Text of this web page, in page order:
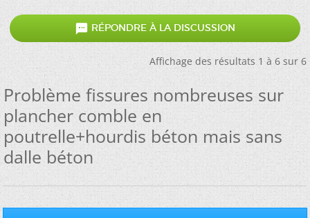
 RÉPONDRE À LA DISCUSSION
Affichage des résultats 1 à 6 sur 6
Problème fissures nombreuses sur
plancher comble en
poutrelle+hourdis béton mais sans
dalle béton